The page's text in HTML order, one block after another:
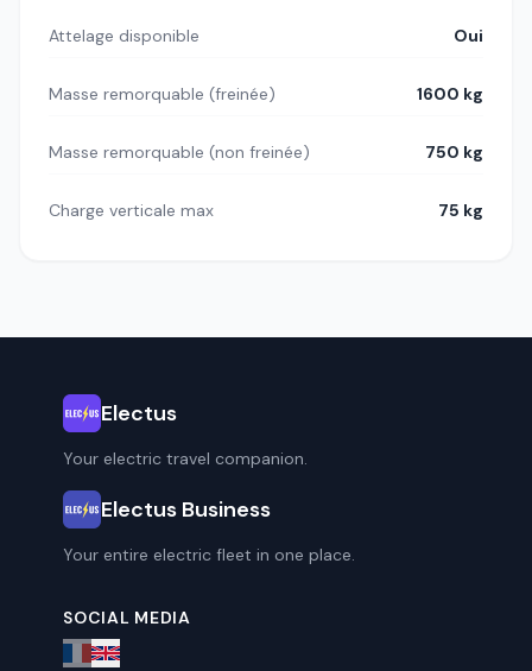
Attelage disponible Oui
Masse remorquable (freinée) 1600 kg
Masse remorquable (non freinée) 750 kg
Charge verticale max 75 kg
Electus
Your electric travel companion.
Electus Business
Your entire electric fleet in one place.
SOCIAL MEDIA